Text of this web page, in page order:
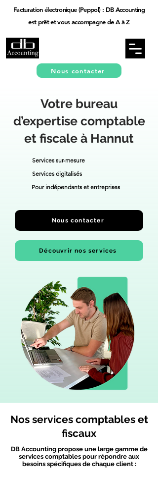
Nous contacter
Facturation électronique (Peppol) : DB Accounting
est prêt et vous accompagne de A à Z
Votre bureau
d’expertise comptable
et fiscale à Hannut
Services sur-mesure
Services digitalisés
Pour indépendants et entreprises
Nous contacter
Découvrir nos services
Nos services comptables et
fiscaux
DB Accounting propose une large gamme de
services comptables pour répondre aux
besoins spécifiques de chaque client :